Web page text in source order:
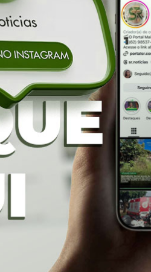
tem representante no
da Inovação
- 17 de janeiro de 2021
Página 2 de 2